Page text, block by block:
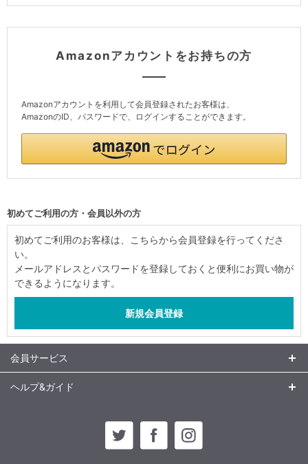
Amazonアカウントをお持ちの方
Amazonアカウントを利用して会員登録されたお客様は、
AmazonのID、パスワードで、ログインすることができます。
初めてご利用の方・会員以外の方
初めてご利用のお客様は、こちらから会員登録を行ってくださ
い。
メールアドレスとパスワードを登録しておくと便利にお買い物が
できるようになります。
会員サービス
ヘルプ&ガイド